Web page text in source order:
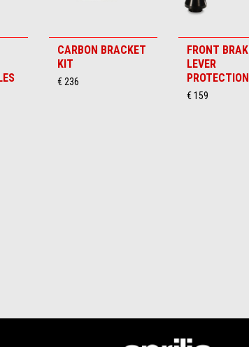
CARBON BRACKET
KIT
€ 236
FRONT
LEVER
PROTECTION
€ 159